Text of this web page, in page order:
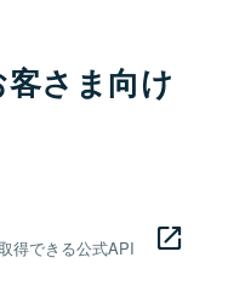
さま向け
得できる公式API